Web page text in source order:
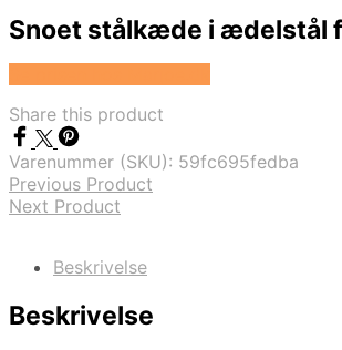
Snoet stålkæde i ædelstål
Share this product
Varenummer (SKU): 59fc695fedba
Previous Product
Next Product
Beskrivelse
Beskrivelse